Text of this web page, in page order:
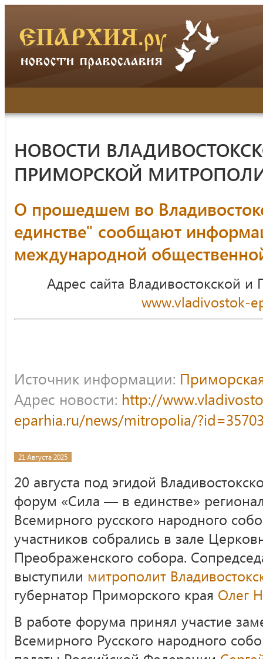
НОВОСТИ
ПРИМОРСКОЙ
О прошедшем во
единстве" сообщают
международной
Адрес сайта Владивостокской
www.vladivostok-
Источник информации:
Адрес новости: http://
eparhia.ru/news/mitropolia/
21 Августа 2025
20 августа под эгидой
форум «Сила — в единстве»
Всемирного русского народного
участников собрались в зале
Преображенского собора.
выступили митрополит
губернатор Приморского края Олег
В работе форума принял участие
Всемирного Русского народного